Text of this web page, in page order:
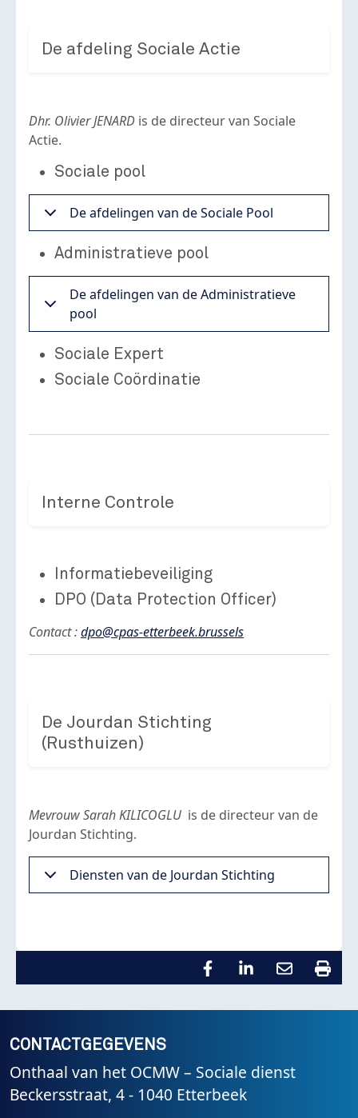
De afdeling Sociale Actie
Dhr. Olivier JENARD is de directeur van Sociale
Actie.
Sociale pool
De afdelingen van de Sociale Pool
Administratieve pool
De afdelingen van de Administratieve
pool
Sociale Expert
Sociale Coördinatie
Interne Controle
Informatiebeveiliging
DPO (Data Protection Officer)
Contact :dpo@cpas-etterbeek.brussels
De Jourdan Stichting
(Rusthuizen)
Mevrouw Sarah KILICOGLU is de directeur van de
Jourdan Stichting.
Diensten van de Jourdan Stichting
CONTACTGEGEVENS
Onthaal van het OCMW – Sociale dienst
Beckersstraat, 4 - 1040 Etterbeek